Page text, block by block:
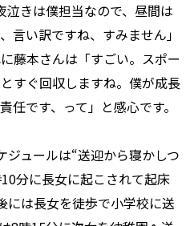
泣きは僕担当なので、昼間は
言い訳ですね、すみません」
藤本さんは「すごい。スポー
すぐ回収しますね。僕が成長
任です、って」と感心です。
ュールは“送迎から寝かしつ
分に長女に起こされて起床
には長女を徒歩で小学校に送